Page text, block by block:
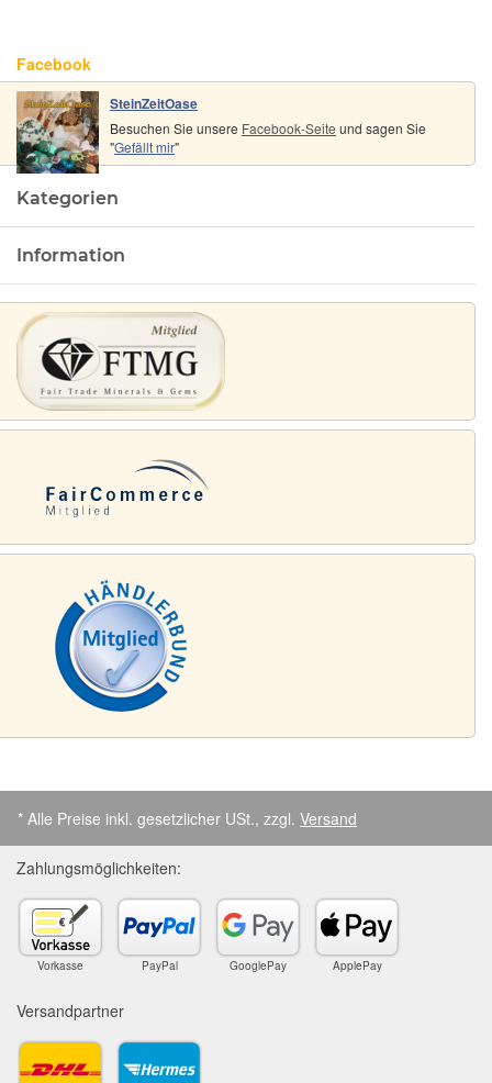
Facebook
SteinZeitOase
Besuchen Sie unsere Facebook-Seite und sagen Sie
"Gefällt mir"
Kategorien
Information
* Alle Preise inkl. gesetzlicher USt., zzgl. Versand
Zahlungsmöglichkeiten:
Vorkasse PayPal GooglePay ApplePay
Versandpartner